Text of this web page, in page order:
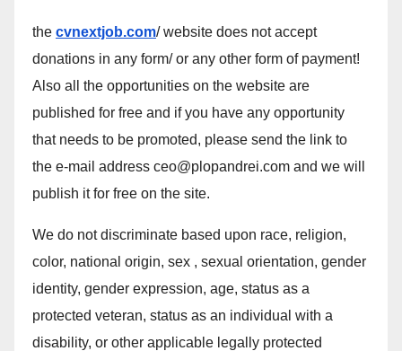
the cvnextjob.com/ website does not accept
donations in any form/ or any other form of payment!
Also all the opportunities on the website are
published for free and if you have any opportunity
that needs to be promoted, please send the link to
the e-mail address ceo@plopandrei.com and we will
publish it for free on the site.
We do not discriminate based upon race, religion,
color, national origin, sex , sexual orientation, gender
identity, gender expression, age, status as a
protected veteran, status as an individual with a
disability, or other applicable legally protected